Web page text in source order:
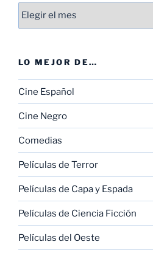
Entradas
LO MEJOR DE…
Cine Español
Cine Negro
Comedias
Películas de Terror
Películas de Capa y Espada
Películas de Ciencia Ficción
Películas del Oeste